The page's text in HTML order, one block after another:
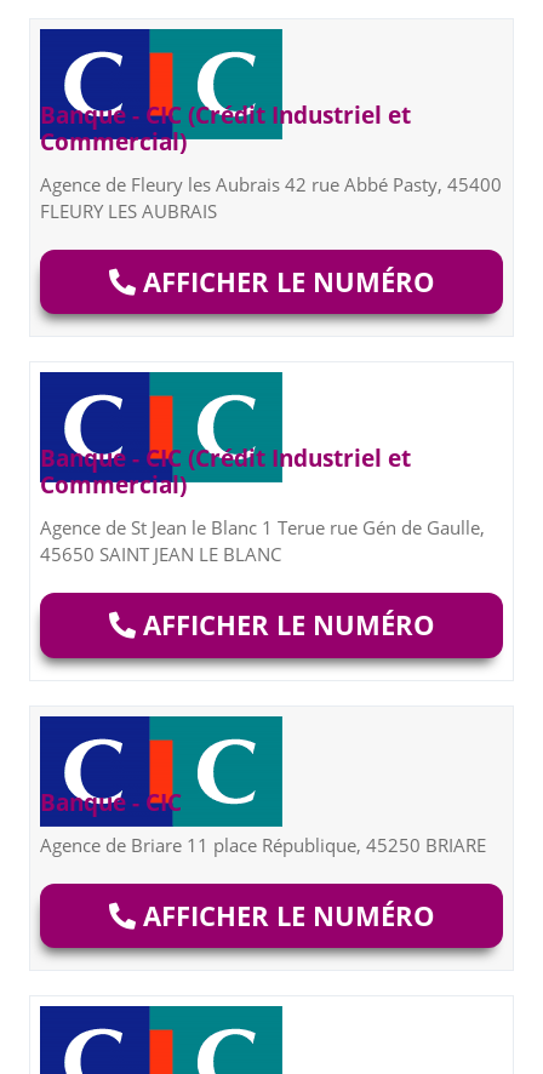
Banque - CIC (Crédit Industriel et
Commercial)
Agence de Fleury les Aubrais 42 rue Abbé Pasty, 45400
FLEURY LES AUBRAIS
AFFICHER LE NUMÉRO
Banque - CIC (Crédit Industriel et
Commercial)
Agence de St Jean le Blanc 1 Terue rue Gén de Gaulle,
45650 SAINT JEAN LE BLANC
AFFICHER LE NUMÉRO
Banque - CIC
Agence de Briare 11 place République, 45250 BRIARE
AFFICHER LE NUMÉRO